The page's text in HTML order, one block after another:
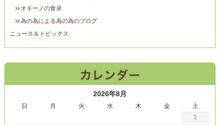
オギーノの食卓
為の為による為の為のブログ
ニュース＆トピックス
2026年8月
日 月 火 水 木 金
土
1